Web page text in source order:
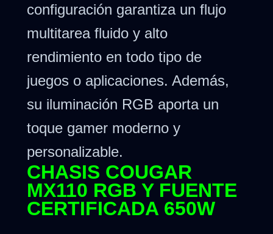
configuración garantiza un flujo
multitarea fluido y alto
rendimiento en todo tipo de
juegos o aplicaciones. Además,
su iluminación RGB aporta un
toque gamer moderno y
personalizable.
CHASIS COUGAR
MX110 RGB Y FUENTE
CERTIFICADA 650W